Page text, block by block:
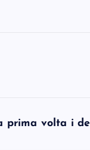
prima volta i